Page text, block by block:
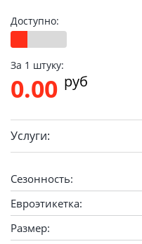
Доступно:
За 1 штуку:
0.00 pуб
Услуги:
Сезонность:
Евроэтикетка:
Размер: